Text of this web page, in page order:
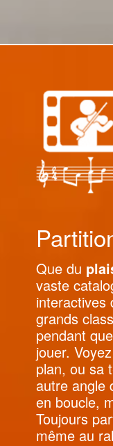
Que du
vaste
interactives
grands
pendant
jouer.
plan, ou sa
autre angle
en boucle,
Toujours
même au